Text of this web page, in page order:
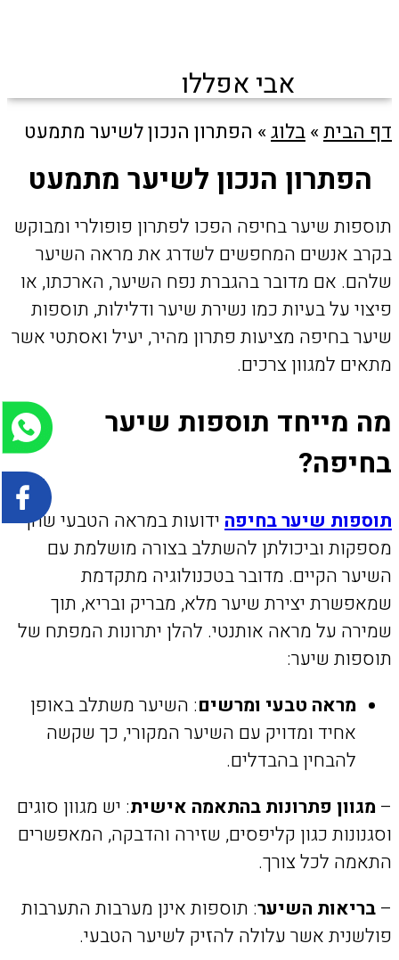
אבי אפללו
דף הבית»בלוג» הפתרון הנכון לשיער מתמעט
הפתרון הנכון לשיער מתמעט
תוספות שיער בחיפה הפכו לפתרון פופולרי ומבוקש
בקרב אנשים המחפשים לשדרג את מראה השיער
שלהם. אם מדובר בהגברת נפח השיער, הארכתו, או
פיצוי על בעיות כמו נשירת שיער ודלילות, תוספות
שיער בחיפה מציעות פתרון מהיר, יעיל ואסתטי אשר
מתאים למגוון צרכים.
מה מייחד תוספות שיער
בחיפה?
תוספות שיער בחיפהידועות במראה הטבעי שהן
מספקות וביכולתן להשתלב בצורה מושלמת עם
השיער הקיים. מדובר בטכנולוגיה מתקדמת
שמאפשרת יצירת שיער מלא, מבריק ובריא, תוך
שמירה על מראה אותנטי. להלן יתרונות המפתח של
תוספות שיער:
מראה טבעי ומרשים: השיער משתלב באופן
אחיד ומדויק עם השיער המקורי, כך שקשה
להבחין בהבדלים.
– מגוון פתרונות בהתאמה אישית: יש מגוון סוגים
וסגנונות כגון קליפסים, שזירה והדבקה, המאפשרים
התאמה לכל צורך.
–בריאות השיער: תוספות אינן מערבות התערבות
פולשנית אשר עלולה להזיק לשיער הטבעי.